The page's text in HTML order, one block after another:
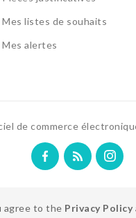
Mes listes de souhaits
Mes alertes
de commerce
agree to the Privacy Policy